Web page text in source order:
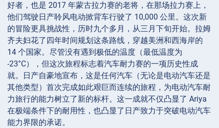
好者，也是 2017 年蒙古拉力赛的老将，在那场拉力赛上，
他们驾驶日产聆风电动掀背车行驶了 10,000 公里。这次新
的冒险更具挑战性，历时九个多月，从三月下旬开始。拉姆
齐夫妇花了四年时间规划这条路线，穿越美洲和西海岸的
14 个国家。尽管没有遇到极低的温度（最低温度为
-23°C），但这次旅程标志着汽车耐力赛的一项历史性成
就。日产自豪地宣布，这是任何汽车（无论是电动汽车还是
其他类型）首次完成如此艰巨而连续的旅程，为电动汽车耐
力旅行的能力树立了新的标杆。这一成就不仅凸显了 Ariya
在极端条件下的耐用性，也凸显了日产致力于突破电动汽车
能力界限的承诺。